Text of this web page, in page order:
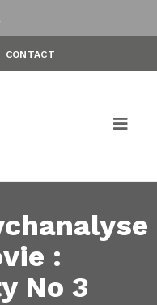
CONTACT
:
No 3